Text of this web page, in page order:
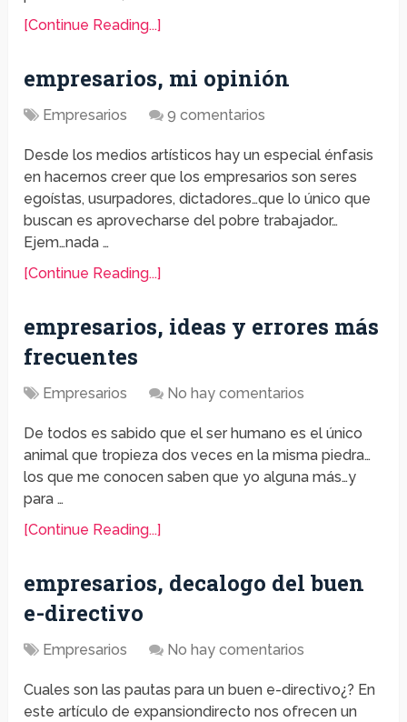
[Continue Reading...]
empresarios, mi opinión
Empresarios 9 comentarios
Desde los medios artísticos hay un especial énfasis
en hacernos creer que los empresarios son seres
egoístas, usurpadores, dictadores…que lo único que
buscan es aprovecharse del pobre trabajador…
Ejem…nada …
[Continue Reading...]
empresarios, ideas y errores más
frecuentes
Empresarios No hay comentarios
De todos es sabido que el ser humano es el único
animal que tropieza dos veces en la misma piedra…
los que me conocen saben que yo alguna más…y
para …
[Continue Reading...]
empresarios, decalogo del buen
e-directivo
Empresarios No hay comentarios
Cuales son las pautas para un buen e-directivo¿? En
este artículo de expansiondirecto nos ofrecen un